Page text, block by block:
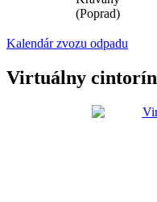
(Poprad)
Kalendár zvozu odpadu
Virtuálny cintorín